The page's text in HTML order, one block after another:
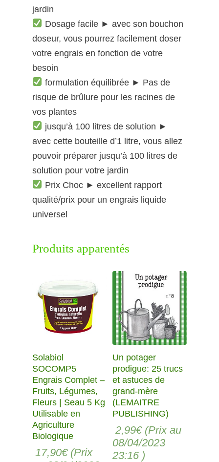
jardin
Dosage facile ► avec son bouchon
doseur, vous pourrez facilement doser
votre engrais en fonction de votre
besoin
formulation équilibrée ► Pas de
risque de brûlure pour les racines de
vos plantes
jusqu’à 100 litres de solution ►
avec cette bouteille d’1 litre, vous allez
pouvoir préparer jusqu’à 100 litres de
solution pour votre jardin
Prix Choc ► excellent rapport
qualité/prix pour un engrais liquide
universel
Produits apparentés
Solabiol
SOCOMP5
Engrais Complet –
Fruits, Légumes,
Fleurs | Seau 5 Kg
Utilisable en
Agriculture
Biologique
17,90€(Prix
Un potager
prodigue: 25 trucs
et astuces de
grand-mère
(LEMAITRE
PUBLISHING)
2,99€(Prix au
08/04/2023
23:16 )